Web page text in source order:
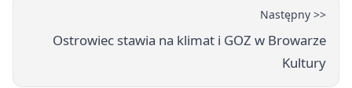
Następny >>
Ostrowiec stawia na klimat i GOZ w Browarze
Kultury